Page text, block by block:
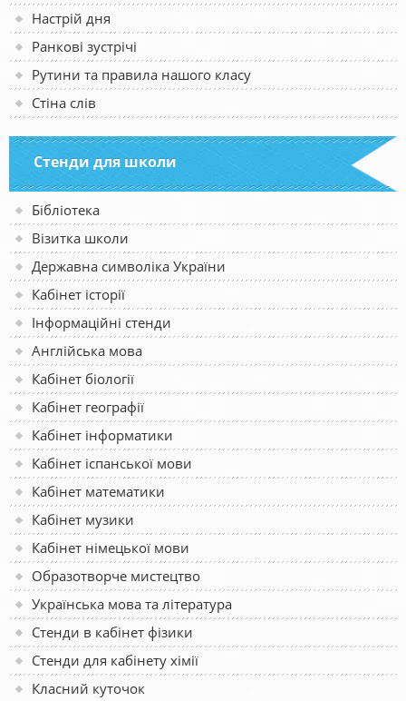
Настрій дня
Ранкові зустрічі
Рутини та правила нашого класу
Стіна слів
Стенди для школи
Бібліотека
Візитка школи
Державна символіка України
Кабінет історії
Інформаційні стенди
Англійська мова
Кабінет біології
Кабінет географії
Кабінет інформатики
Кабінет іспанської мови
Кабінет математики
Кабінет музики
Кабінет німецької мови
Образотворче мистецтво
Українська мова та література
Стенди в кабінет фізики
Стенди для кабінету хімії
Класний куточок